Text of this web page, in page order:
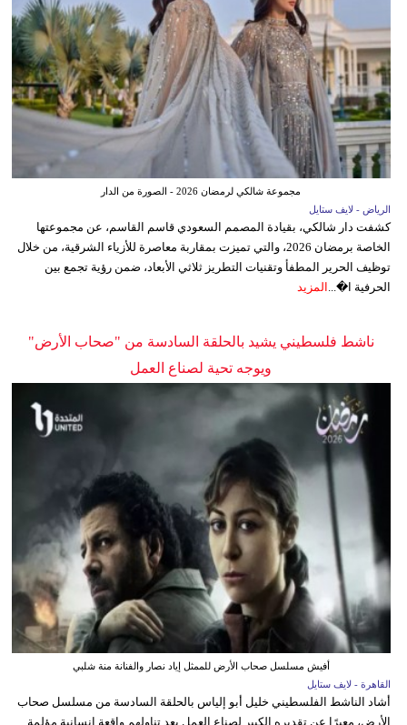
مجموعة شالكي لرمضان 2026 - الصورة من الدار
الرياض - لايف ستايل
كشفت دار شالكي، بقيادة المصمم السعودي قاسم القاسم، عن مجموعتها
الخاصة برمضان 2026، والتي تميزت بمقاربة معاصرة للأزياء الشرقية، من خلال
توظيف الحرير المطفأ وتقنيات التطريز ثلاثي الأبعاد، ضمن رؤية تجمع بين
الحرفية ا�... المزيد
ناشط فلسطيني يشيد بالحلقة السادسة من "صحاب الأرض"
ويوجه تحية لصناع العمل
أفيش مسلسل صحاب الأرض للممثل إياد نصار والفنانة منة شلبي
القاهرة - لايف ستايل
أشاد الناشط الفلسطيني خليل أبو إلياس بالحلقة السادسة من مسلسل صحاب
الأرض، معبرًا عن تقديره الكبير لصناع العمل بعد تناولهم واقعة إنسانية مؤلمة